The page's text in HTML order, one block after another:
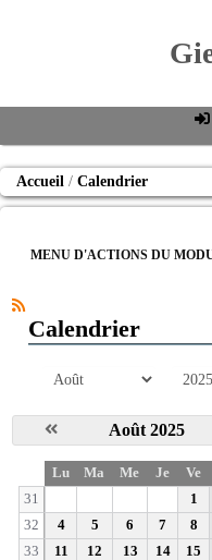
Accueil Calendrier
MENU D'ACTIONS DU
Calendrier
mois année
Août 2025
e
Lu Ma Me Je Ve
31
1
32
4 5 6 7 8
33
11 12 13 14 15